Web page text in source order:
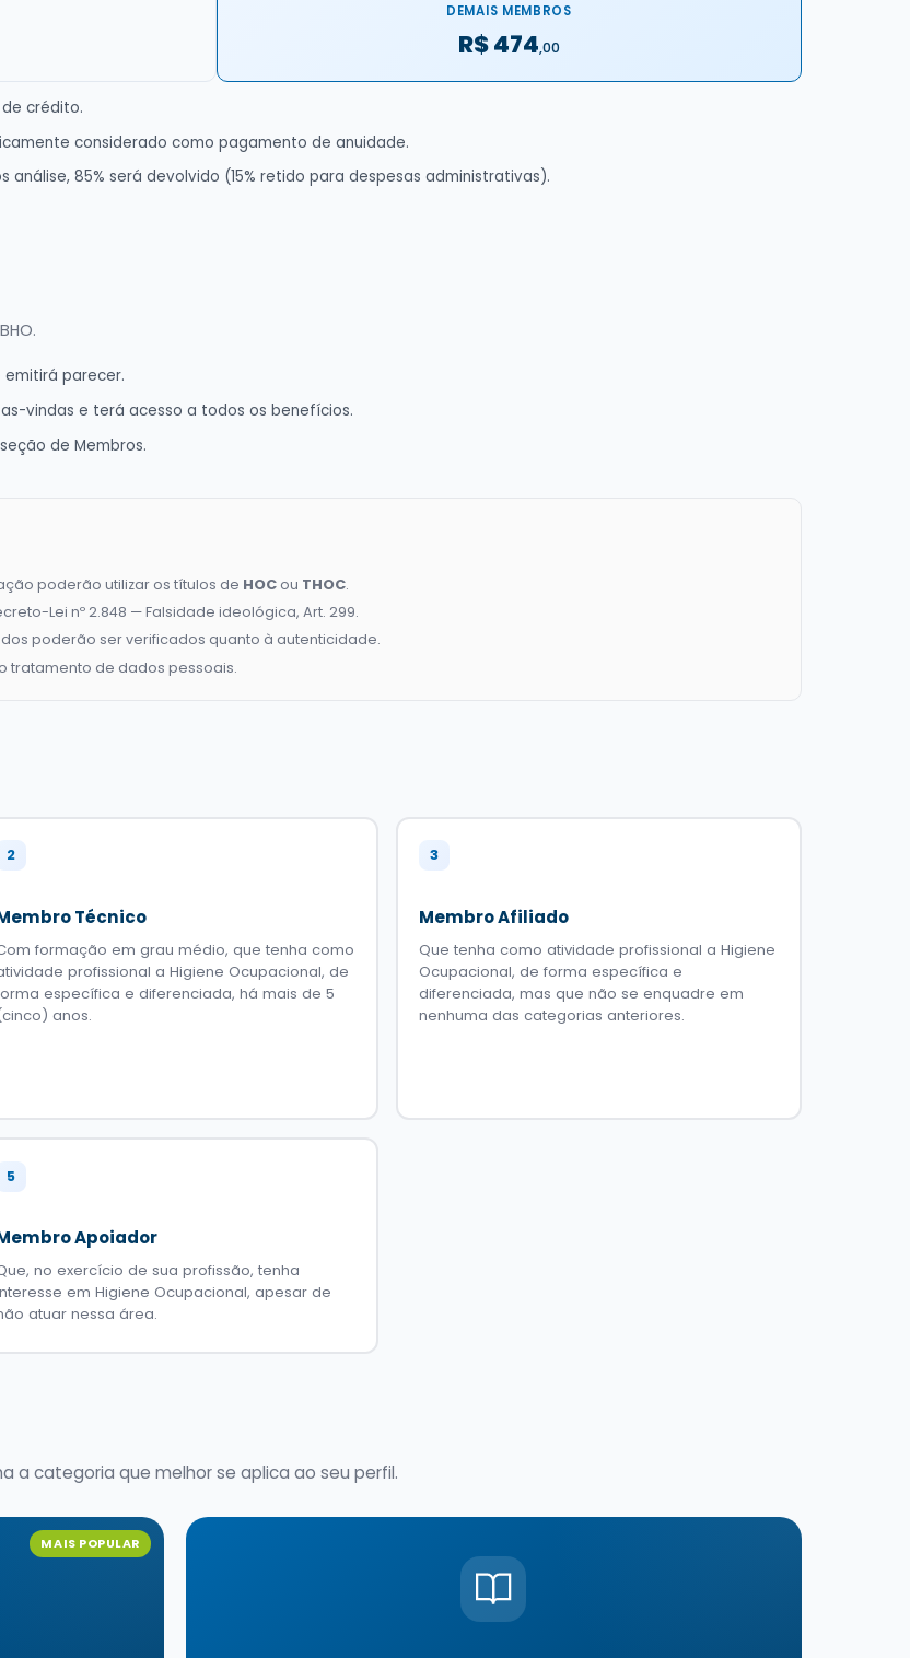
DEMAIS MEMBROS
R$ 474,00
crédito.
considerado como pagamento de anuidade.
85% será devolvido (15% retido para despesas administrativas).
parecer.
vindas e terá acesso a todos os benefícios.
de Membros.
poderão utilizar os títulos de HOC ou THOC.
Lei nº 2.848 — Falsidade ideológica, Art. 299.
poderão ser verificados quanto à autenticidade.
o tratamento de dados pessoais.
2
Técnico
formação em grau médio, que tenha como
profissional a Higiene Ocupacional, de
específica e diferenciada, há mais de 5
anos.
3
Membro Afiliado
Que tenha como atividade profissional a Higiene
Ocupacional, de forma específica e
diferenciada, mas que não se enquadre em
nenhuma das categorias anteriores.
5
Apoiador
no exercício de sua profissão, tenha
em Higiene Ocupacional, apesar de
atuar nessa área.
a categoria que melhor se aplica ao seu perfil.
MAIS POPULAR